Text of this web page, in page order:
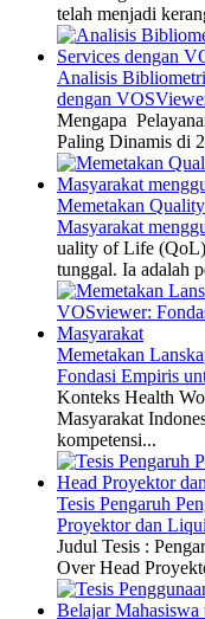
telah menjadi
Analisis
dengan
Mengapa
Paling Dinamis di
Memetakan
Masyarakat
uality of Life (QoL)
tunggal. Ia adalah
Memetakan
Fondasi Empiris
Konteks Health
Masyarakat
kompetensi...
Tesis Pengaruh
Proyektor dan
Judul Tesis :
Over Head